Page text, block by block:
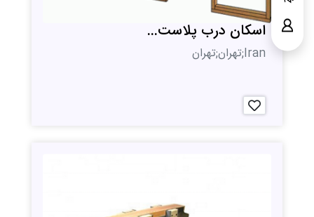
اسکان درب پلاست...
Iran;تهران;تهران